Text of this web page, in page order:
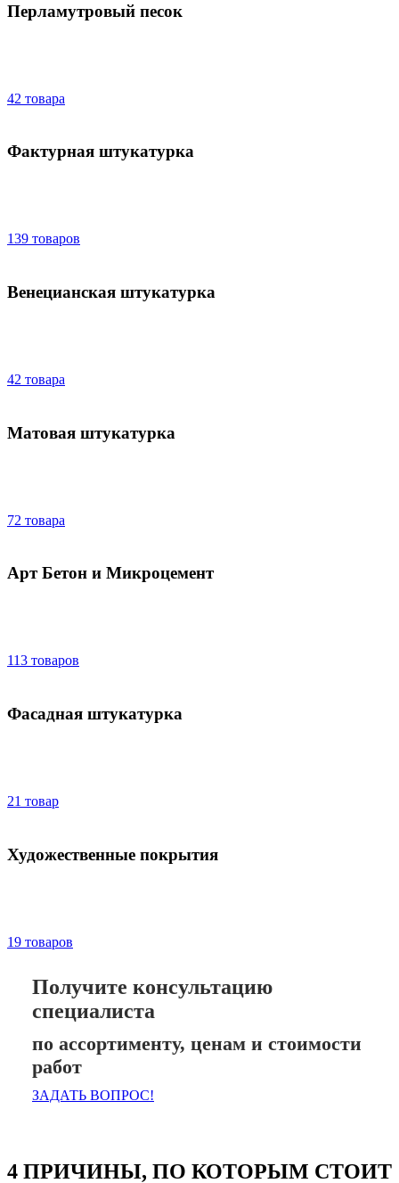
Перламутровый песок
42 товара
Фактурная штукатурка
139 товаров
Венецианская штукатурка
42 товара
Матовая штукатурка
72 товара
Арт Бетон и Микроцемент
113 товаров
Фасадная штукатурка
21 товар
Художественные покрытия
19 товаров
Получите консультацию
специалиста
по ассортименту, ценам и стоимости
работ
ЗАДАТЬ ВОПРОС!
4 ПРИЧИНЫ, ПО КОТОРЫМ СТОИТ